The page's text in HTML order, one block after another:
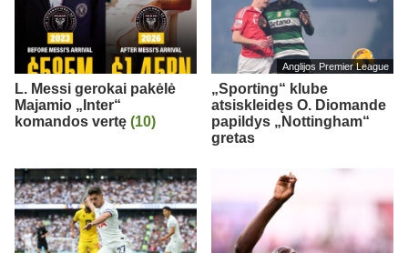
L. Messi gerokai pakėlė
Majamio „Inter“
komandos vertę (10)
Anglijos Premier League
„Sporting“ klube
atsiskleidęs O. Diomande
papildys „Nottingham“
gretas